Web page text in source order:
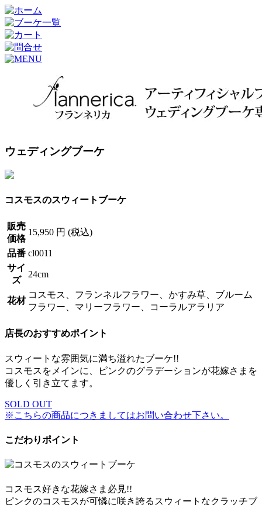
ウェディングブーケ
コスモスのスウィートブーケ
販売
価格
15,950 円 (税込)
品番 cl0011
サイ
ズ
24cm
花材
コスモス、フランネルフラワー、かすみ草、ブルーム
フラワー、マリーフラワー、コーラルアラリア
店長のおすすめポイント
スウィートな雰囲気に満ち溢れたブーケ!!
コスモスをメインに、ピンクのグラデーションが花嫁さまを
優しく引き立てます。
SOLD OUT
※こちらの商品につきましてはお問い合わせ下さい。
こだわりポイント
コスモス好きな花嫁さま必見!!
ピンクのコスモスが可憐に咲き誇るスウィートなクラッチブ